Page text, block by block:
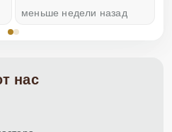
меньше недели назад
нас